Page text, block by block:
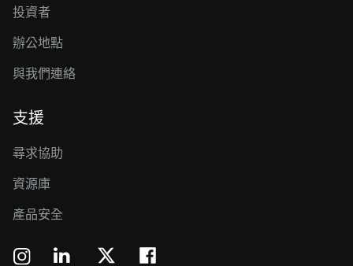
投資者
辦公地點
與我們連絡
支援
尋求協助
資源庫
產品安全